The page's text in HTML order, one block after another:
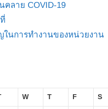
คลาย COVID-19
ในการทำงานของหน่วยงาน
W T F S